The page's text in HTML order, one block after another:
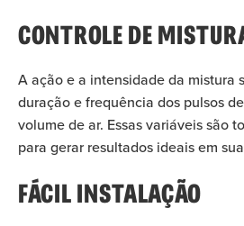
CONTROLE DE
A ação e a intensidade da mistura
duração e frequência dos pulsos
volume de ar. Essas variáveis são
para gerar resultados ideais em
FÁCIL INSTALAÇÃO